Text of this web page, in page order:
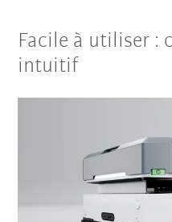
Facile à utiliser :
intuitif